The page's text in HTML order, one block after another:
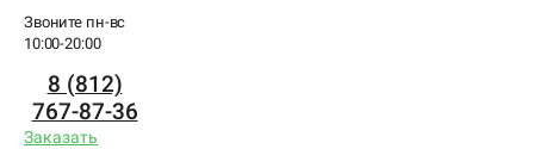
Звоните пн-вс
10:00-20:00
8 (812)
767-87-36
Заказать